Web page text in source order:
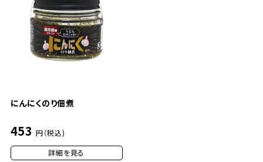
にんにくのり佃煮
453 円（税込)
詳細を見る